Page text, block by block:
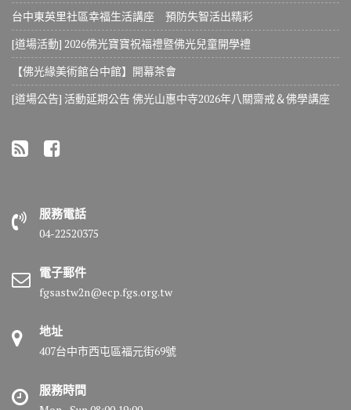
台中東英里社區幸福生活講座 預防失智活出精彩
[道場活動] 2026佛光寶寶祝福禮暨佛光兒童開學禮
【佛光緣美術館台中館】開幕茶會
[道場公告] 活動延期公告 佛光山惠中寺2026年八關齋戒＆佛學講座
服務電話
04-22520375
電子郵件
fgsastw2n@ecp.fgs.org.tw
地址
407台中市西屯區福元街69號
服務時間